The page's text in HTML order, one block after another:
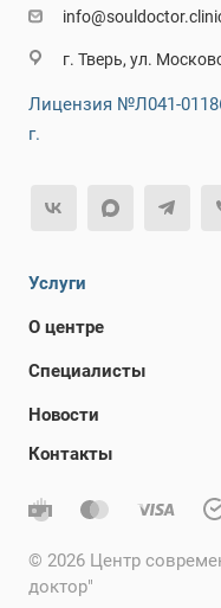
г. Тверь, ул.
Лицензия №Л041-
г.
Услуги
О центре
Специалисты
Новости
Контакты
© 2026 Центр
доктор"